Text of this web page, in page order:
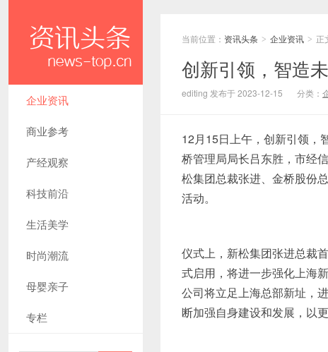
企业资讯
商业参考
产经观察
科技前沿
生活美学
时尚潮流
母婴亲子
专栏
当前位置： 资讯头条 > 企业资讯 > 正
创新引领，智造
editing 发布于 2023-12-15 分类：
12月15日上午，创新引领，
桥管理局局长吕东胜，市经
松集团总裁张进、金桥股份
活动。
仪式上，新松集团张进总裁
式启用，将进一步强化上海
公司将立足上海总部新址，
断加强自身建设和发展，以